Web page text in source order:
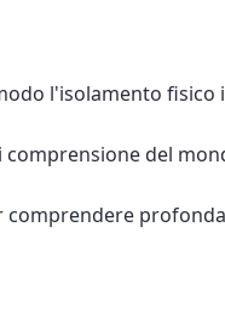
l'isolamento
del